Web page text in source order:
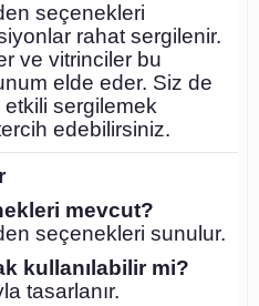
seçenekleri
rahat sergilenir.
ve vitrinciler bu
elde eder. Siz de
sergilemek
edebilirsiniz.
mevcut?
seçenekleri sunulur.
kullanılabilir mi?
tasarlanır.